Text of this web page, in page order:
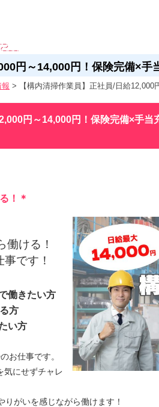
円～14,000円！保険完備×
> 【構内清掃作業員】正社員/日給
円～14,000円！保険完備×手
！＊
ける！
です！
働きたい方
方
い方
お仕事です。
気にせずチャレ
がいを感じながら働けます！